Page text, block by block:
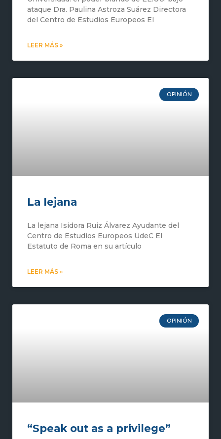
ataque Dra. Paulina Astroza Suárez Directora
del Centro de Estudios Europeos El
LEER MÁS »
OPINIÓN
La lejana
La lejana Isidora Ruiz Álvarez Ayudante del
Centro de Estudios Europeos UdeC El
Estatuto de Roma en su artículo
LEER MÁS »
OPINIÓN
“Speak out as a privilege”